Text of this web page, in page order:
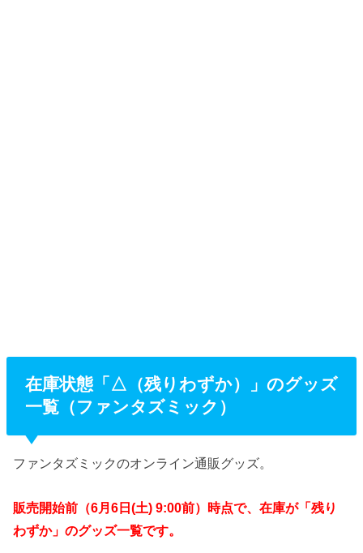
在庫状態「△（残りわずか）」のグッズ
一覧（ファンタズミック）
ファンタズミックのオンライン通販グッズ。
販売開始前（6月6日(土) 9:00前）時点で、在庫が「残り
わずか」のグッズ一覧です。